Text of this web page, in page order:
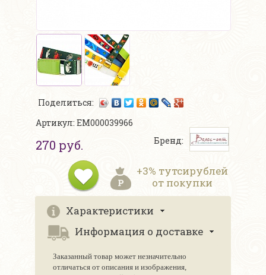
Поделиться:
Артикул: ЕМ000039966
270 руб. Бренд:
+3% тутсирублей
от покупки
Характеристики
Информация о доставке
Заказанный товар может незначительно
отличаться от описания и изображения,